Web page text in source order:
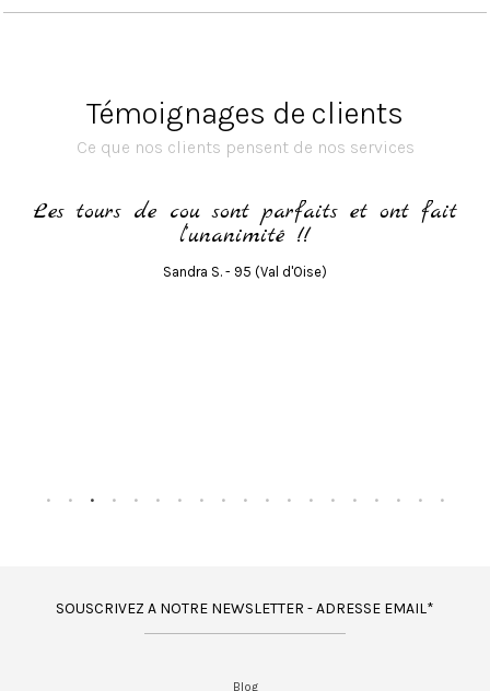
Témoignages de clients
Ce que nos clients pensent de nos services
Les tours de cou sont parfaits et ont fait
l’unanimité !!
Sandra S. - 95 (Val d'Oise)
SOUSCRIVEZ A NOTRE NEWSLETTER - ADRESSE EMAIL*
Blog